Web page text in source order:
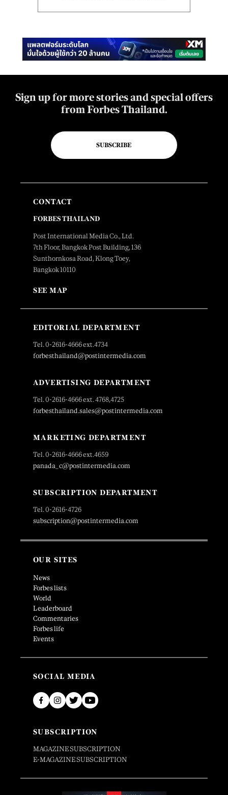
Sign up for more stories and special offers
from Forbes Thailand.
SUBSCRIBE
CONTACT
FORBES THAILAND
Post International Media Co., Ltd.
7th Floor, Bangkok Post Building, 136
Sunthornkosa Road, Klong Toey,
Bangkok 10110
SEE MAP
EDITORIAL DEPARTMENT
Tel. 0-2616-4666 ext.4734
forbesthailand@postintermedia.com
ADVERTISING DEPARTMENT
Tel. 0-2616-4666 ext. 4768,4725
forbesthailand.sales@postintermedia.com
MARKETING DEPARTMENT
Tel. 0-2616-4666 ext.4659
panada_c@postintermedia.com
SUBSCRIPTION DEPARTMENT
Tel. 0-2616-4726
subscription@postintermedia.com
OUR SITES
News
Forbes lists
World
Leaderboard
Commentaries
Forbes life
Events
SOCIAL MEDIA
SUBSCRIPTION
MAGAZINE SUBSCRIPTION
E-MAGAZINE SUBSCRIPTION